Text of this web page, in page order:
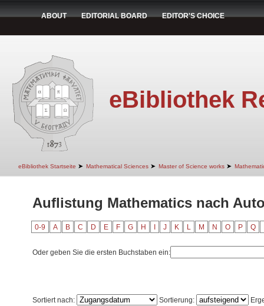
ABOUT EDITORIAL BOARD EDITOR'S CHOICE
eBibliothek
eBibliothek Startseite ➤ Mathematical Sciences ➤ Master of Science works ➤
Auflistung Mathematics nach
0-9 A B C D E F G H J K L M N O P Q
Oder geben Sie die ersten Buchstaben ein:
Sortiert nach: Sortierung: